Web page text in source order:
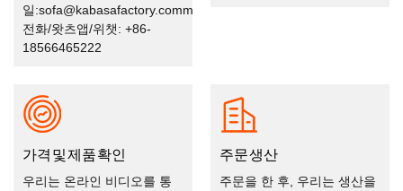
일:sofa@kabasafactory.comm
전화/왓츠앱/위챗: +86-
18566465222
가격 및 제품 확인
우리는 온라인 비디오를 통
주문 생산
주문을 한 후, 우리는 생산을